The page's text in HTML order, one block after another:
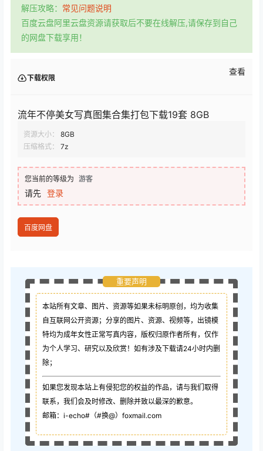
解压攻略： 常见问题说明
百度云盘阿里云盘资源请获取后不要在线解压,请保存到自己
的网盘下载享用！
下载权限
查看
流年不停美女写真图集合集打包下载19套 8GB
资源大小：
8GB
压缩格式：
7z
您当前的等级为 游客
请先 登录
百度网盘
重要声明
本站所有文章、图片、资源等如果未标明原创，均为收集
自互联网公开资源； 分享的图片、资源、视频等，出镜模
特均为成年女性正常写真内容，版权归原作者所有，仅作
为个人学习、研究以及欣赏！如有涉及下载请24小时内删
除；
如果您发现本站上有侵犯您的权益的作品，请与我们取得
联系，我们会及时修改、删除并致以最深的歉意。
邮箱：i-echo#（#换@）foxmail.com